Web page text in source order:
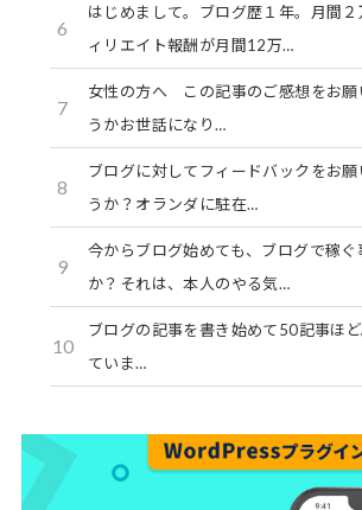
6
はじめまして。ブログ歴１年。月間
ィリエイト報酬が月間12万…
7
女性の方へ この記事のご感想をお願
うかお世話になり…
8
ブログに対してフィードバックをお願
うか？オランダに駐在…
9
今からブログ始めても、ブログで稼ぐ
か？それは、本人のやる気…
10
ブログの記事を書き始めて50記事ほ
ていま…